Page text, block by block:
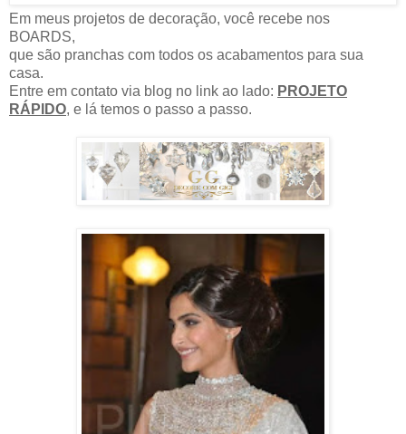
Em meus projetos de decoração, você recebe nos
BOARDS,
que são pranchas com todos os acabamentos para sua
casa.
Entre em contato via blog no link ao lado: PROJETO
RÁPIDO, e lá temos o passo a passo.